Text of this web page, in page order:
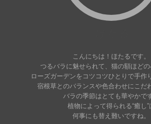
こんにちは！ほたるです。
つるバラに魅せられて、猫の額ほど
ローズガーデンをコツコツひとりで手作
宿根草とのバランスや色合わせにこだ
バラの季節はとても華やかです
植物によって得られる“癒し”
何事にも替え難いですね。